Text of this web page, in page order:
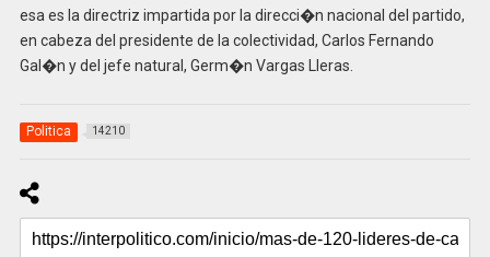
esa es la directriz impartida por la direcci�n nacional del partido,
en cabeza del presidente de la colectividad, Carlos Fernando
Gal�n y del jefe natural, Germ�n Vargas Lleras.
Politica 14210